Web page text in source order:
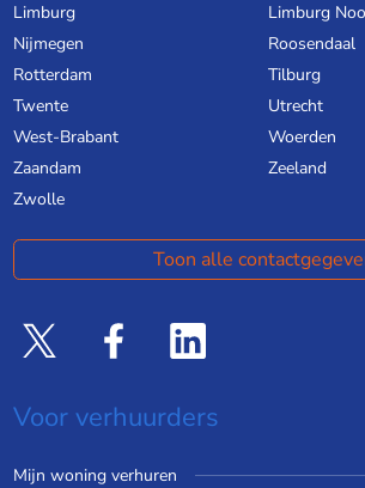
Limburg
Limburg
Nijmegen
Roosendaal
Rotterdam
Tilburg
Twente
Utrecht
West-Brabant
Woerden
Zaandam
Zeeland
Zwolle
Toon alle
Voor verhuurders
Mijn woning verhuren